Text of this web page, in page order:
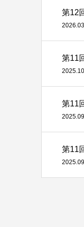
第12
第11
第11
第11